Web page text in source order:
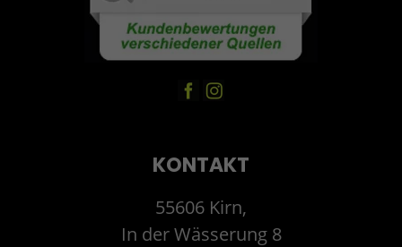
KONTAKT
55606 Kirn,
In der Wässerung 8